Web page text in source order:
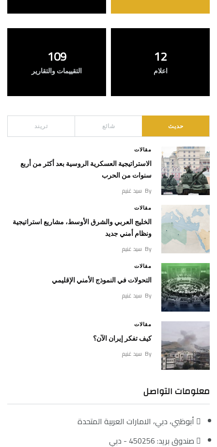
12
اعلام
109
التقييمات والتقارير
حديث شائع تريند
مقالات
الاستراتيجية العسكرية الروسية بعد أكثر من أربع
سنوات من الحرب
By سيد غنيم
مقالات
الخليج العربي والشرق الأوسط، مشاريع استراتيجية
ونظام أمني جديد
By سيد غنيم
مقالات
التحولات في النموذج الأمني الإقليمي
By سيد غنيم
مقالات
كيف تفكر إيران الآن؟
By سيد غنيم
معلومات التواصل
أبوظبي، دبي، الامارات العربية المتحدة
صندوق بريد: 450256 - دبي